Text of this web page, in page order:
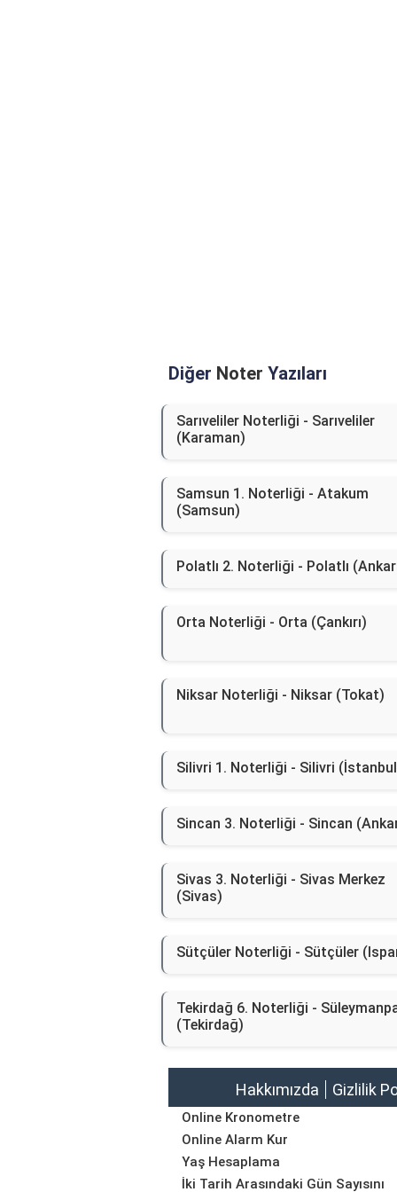
Diğer Noter Yazıları
Sarıveliler Noterliği - Sarıveliler
(Karaman)
Samsun 1. Noterliği - Atakum
(Samsun)
Polatlı 2. Noterliği - Polatlı
Orta Noterliği - Orta (Çankırı)
Niksar Noterliği - Niksar (Tokat)
Silivri 1. Noterliği - Silivri
Sincan 3. Noterliği - Sincan
Sivas 3. Noterliği - Sivas Merkez
(Sivas)
Sütçüler Noterliği - Sütçüler
Tekirdağ 6. Noterliği -
(Tekirdağ)
Hakkımızda Gizlilik
Online Kronometre
Online Alarm Kur
Yaş Hesaplama
İki Tarih Arasındaki Gün Sayısını